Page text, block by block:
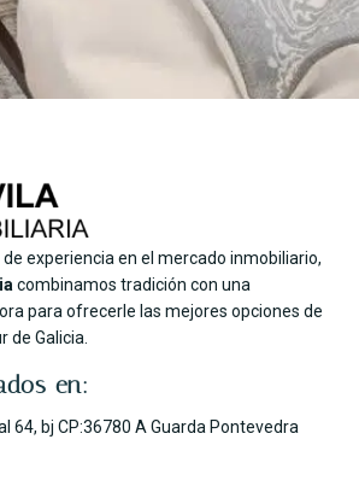
experiencia en el mercado inmobiliario,
combinamos tradición con una
para ofrecerle las mejores opciones de
de Galicia.
en:
64, bj CP:36780 A Guarda Pontevedra